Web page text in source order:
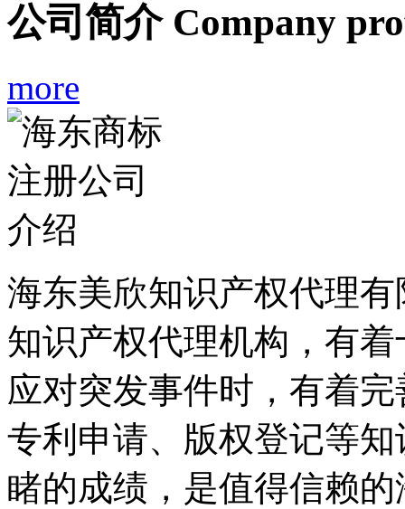
公司简介Company
more
海东美欣知识产权代理
知识产权代理机构，有
应对突发事件时，有着
专利申请、版权登记等
睹的成绩，是值得信赖